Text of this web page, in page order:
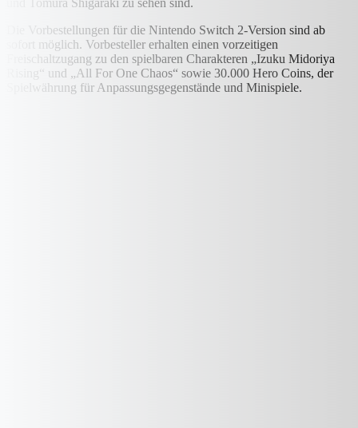
und Tomura Shigaraki zu sehen sind.
Die Vorbestellungen für die Nintendo Switch 2-Version sind ab
sofort möglich. Vorbesteller erhalten einen vorzeitigen
Freischaltzugang zu den spielbaren Charakteren „Izuku Midoriya
Rising“ und „All For One Chaos“ sowie 30.000 Hero Coins, der
Spielwährung für Anpassungsgegenstände und Minispiele.